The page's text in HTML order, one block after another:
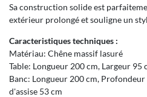
Sa construction solide est
extérieur prolongé et souligne un
Caracteristiques techniques :
Matériau: Chêne massif lasuré
Table: Longueur 200 cm, Largeur 95
Banc: Longueur 200 cm,
d'assise 53 cm